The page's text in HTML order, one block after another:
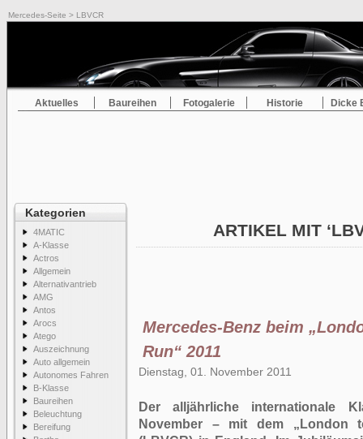
Mercedes-Seite > LBVCR
Aktuelles Baureihen Fotogalerie Historie Dicke
Kategorien
4MATIC
A-Klasse
Actros
Allgemein
Alternativantrieb
AMG
Antos
Arocs
Atego
Auszeichnung
Auto allgemein
Autonomes Fahren
B-Klasse
Baureihen
Beleuchtung
Bereifung
ARTIKEL MIT
Mercedes-Benz beim
Run“ 2011
Dienstag, 01. November 2011
Der alljährliche internationale
November – mit dem „London